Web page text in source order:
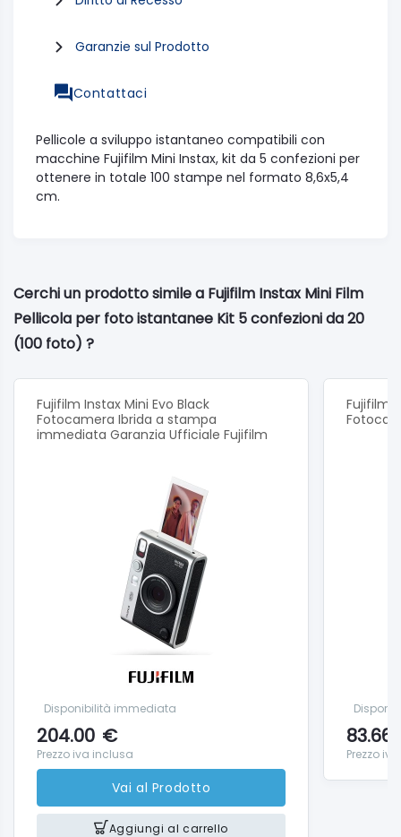
Garanzie sul Prodotto
Contattaci
Pellicole a sviluppo istantaneo compatibili con
macchine Fujifilm Mini Instax, kit da 5 confezioni per
ottenere in totale 100 stampe nel formato 8,6x5,4
cm.
Cerchi un prodotto simile a Fujifilm Instax Mini Film
Pellicola per foto istantanee Kit 5 confezioni da 20
(100 foto) ?
Fujifilm Instax Mini Evo Black
Fotocamera Ibrida a stampa
immediata Garanzia Ufficiale Fujifilm
Disponibilità immediata
204.00 €
Prezzo iva inclusa
Vai al Prodotto
Aggiungi al carrello
83.66
Prezzo